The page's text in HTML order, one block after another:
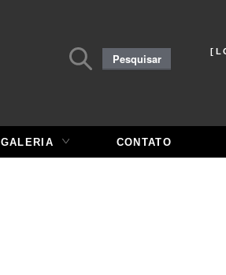
Pesquisar
por:Pesquisar
GALERIA CONTATO